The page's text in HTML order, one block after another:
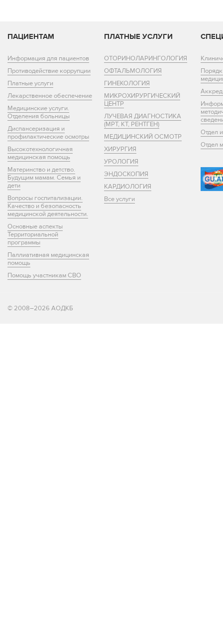
ПАЦИЕНТАМ
Информация для пациентов
Противодействие коррупции
Платные услуги
Лекарственное обеспечение
Медицинские услуги.
Отделения больницы
Диспансеризация и
профилактические осмотры
Высокотехнологичная
медицинская помощь
Материнство и детство.
Будущим мамам. Семья и
дети
Вопросы госпитализации.
Качество и безопасность
медицинской деятельности.
Основные аспекты
Территориальной
программы
Паллиативная медицинская
помощь
Помощь участникам СВО
ПЛАТНЫЕ УСЛУГИ
ОТОРИНОЛАРИНГОЛОГИЯ
ОФТАЛЬМОЛОГИЯ
ГИНЕКОЛОГИЯ
МИКРОХИРУРГИЧЕСКИЙ
ЦЕНТР
ЛУЧЕВАЯ ДИАГНОСТИКА
(МРТ, КТ, РЕНТГЕН)
МЕДИЦИНСКИЙ ОСМОТР
ХИРУРГИЯ
УРОЛОГИЯ
ЭНДОСКОПИЯ
КАРДИОЛОГИЯ
Все услуги
Отдел
Отдел
© 2008–2026 АОДКБ